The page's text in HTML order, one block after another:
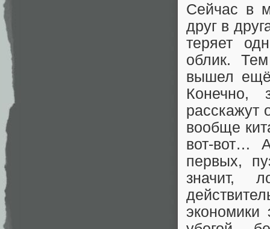
Сейчас в
друг в
теряет
облик.
вышел
Конечно,
расскажут
вообще
вот-вот…
первых,
значит,